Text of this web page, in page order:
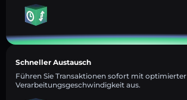
Schneller Austausch
Führen Sie Transaktionen sofort mit optimierter
Verarbeitungsgeschwindigkeit aus.